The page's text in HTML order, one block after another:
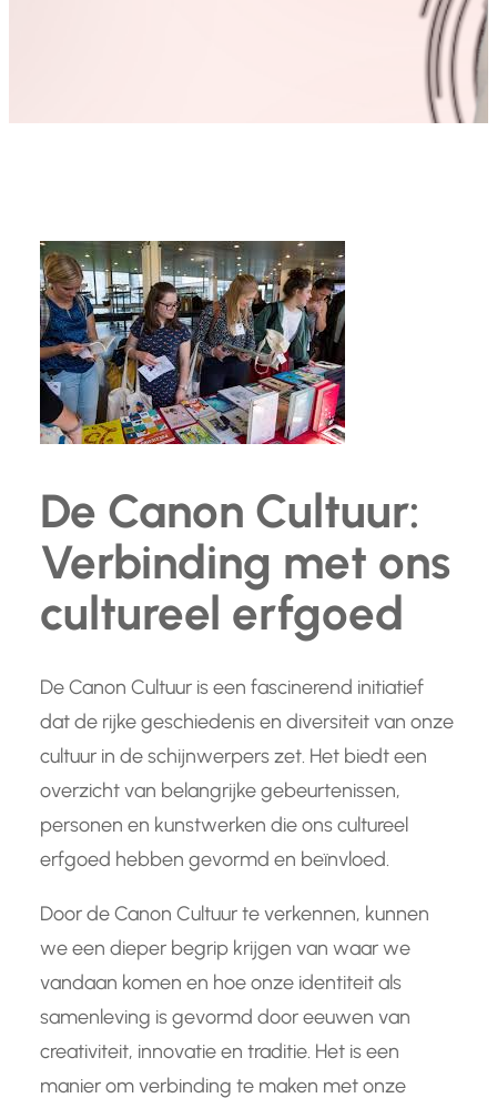
De Canon Cultuur:
Verbinding met ons
cultureel erfgoed
De Canon Cultuur is een fascinerend initiatief
dat de rijke geschiedenis en diversiteit van onze
cultuur in de schijnwerpers zet. Het biedt een
overzicht van belangrijke gebeurtenissen,
personen en kunstwerken die ons cultureel
erfgoed hebben gevormd en beïnvloed.
Door de Canon Cultuur te verkennen, kunnen
we een dieper begrip krijgen van waar we
vandaan komen en hoe onze identiteit als
samenleving is gevormd door eeuwen van
creativiteit, innovatie en traditie. Het is een
manier om verbinding te maken met onze